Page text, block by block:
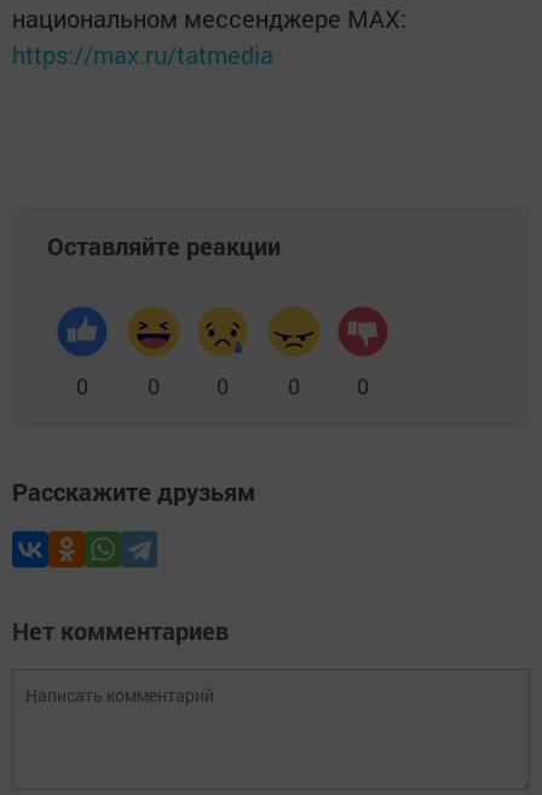
национальном мессенджере MАХ:
https://max.ru/tatmedia
Оставляйте реакции
0 0 0 0 0
Расскажите друзьям
Нет комментариев